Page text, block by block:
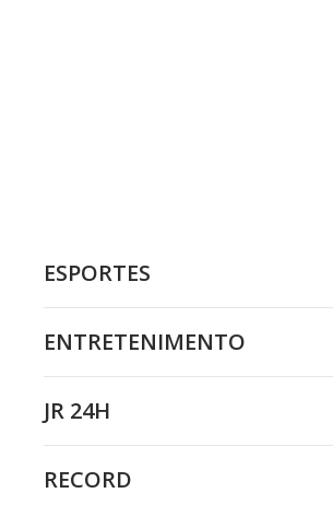
ESPORTES
ENTRETENIMENTO
JR 24H
RECORD